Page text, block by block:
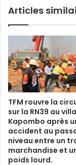
Articles
TFM rouvre la
sur la RN39 au
Kapombo après
accident au
niveau entre un
marchandise et
poids lourd.